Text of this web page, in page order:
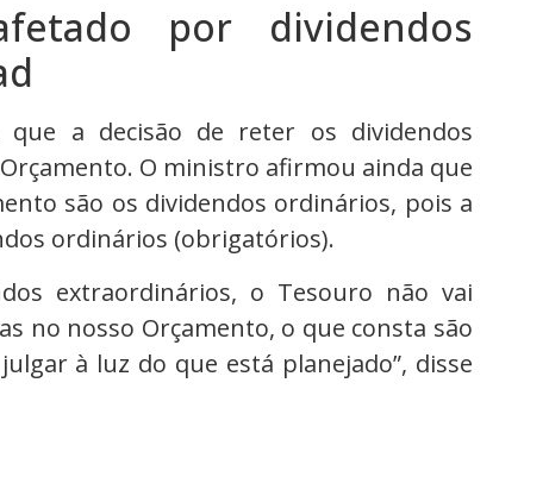
por dividendos
a decisão de reter os dividendos
O ministro afirmou ainda que
são os dividendos ordinários, pois a
ordinários (obrigatórios).
extraordinários, o Tesouro não vai
no nosso Orçamento, o que consta são
à luz do que está planejado”, disse